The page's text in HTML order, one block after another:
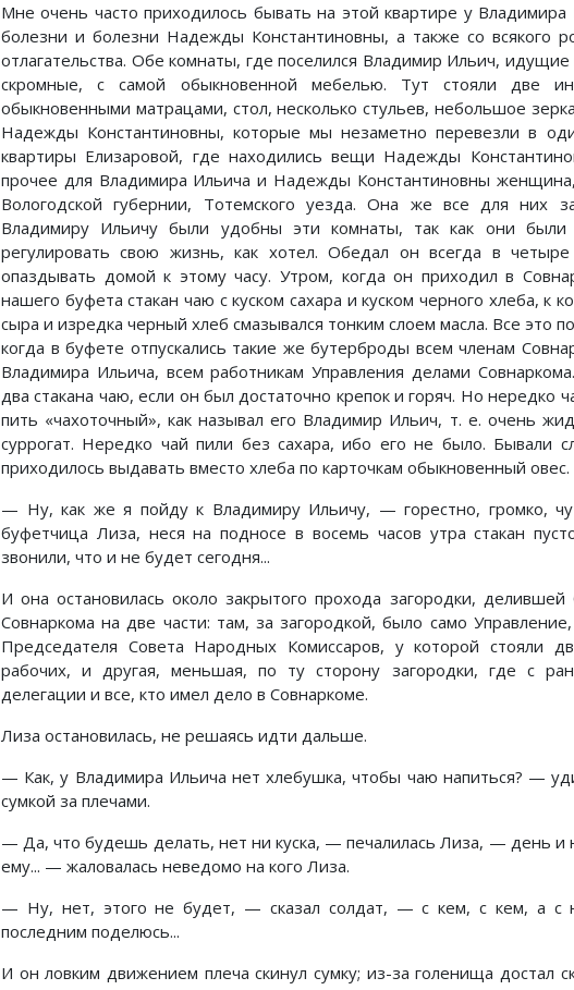
Мне очень часто приходилось бывать на этой квартире у
болезни и болезни Надежды Константиновны, а также со всякого
отлагательства. Обе комнаты, где поселился Владимир Ильич,
скромные, с самой обыкновенной мебелью. Тут стояли две
обыкновенными матрацами, стол, несколько стульев, небольшое
Надежды Константиновны, которые мы незаметно перевезли в
квартиры Елизаровой, где находились вещи Надежды
прочее для Владимира Ильича и Надежды Константиновны
Вологодской губернии, Тотемского уезда. Она же все для них
Владимиру Ильичу были удобны эти комнаты, так как они
регулировать свою жизнь, как хотел. Обедал он всегда в
опаздывать домой к этому часу. Утром, когда он приходил в
нашего буфета стакан чаю с куском сахара и куском черного хлеба, к
сыра и изредка черный хлеб смазывался тонким слоем масла. Все это
когда в буфете отпускались такие же бутерброды всем членам
Владимира Ильича, всем работникам Управления делами
два стакана чаю, если он был достаточно крепок и горяч. Но нередко
пить «чахоточный», как называл его Владимир Ильич, т. е. очень
суррогат. Нередко чай пили без сахара, ибо его не было. Бывали
приходилось выдавать вместо хлеба по карточкам обыкновенный овес.
— Ну, как же я пойду к Владимиру Ильичу, — горестно, громко,
буфетчица Лиза, неся на подносе в восемь часов утра стакан
звонили, что и не будет сегодня...
И она остановилась около закрытого прохода загородки,
Совнаркома на две части: там, за загородкой, было само
Председателя Совета Народных Комиссаров, у которой стояли
рабочих, и другая, меньшая, по ту сторону загородки, где с
делегации и все, кто имел дело в Совнаркоме.
Лиза остановилась, не решаясь идти дальше.
— Как, у Владимира Ильича нет хлебушка, чтобы чаю напиться? —
сумкой за плечами.
— Да, что будешь делать, нет ни куска, — печалилась Лиза, — день и
ему... — жаловалась неведомо на кого Лиза.
— Ну, нет, этого не будет, — сказал солдат, — с кем, с кем, а с
последним поделюсь...
И он ловким движением плеча скинул сумку; из-за голенища достал